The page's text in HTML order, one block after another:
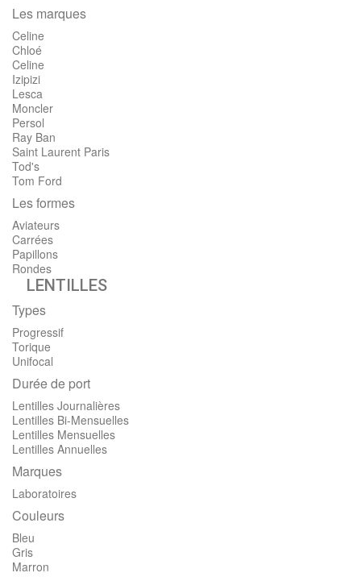
Les marques
Celine
Chloé
Celine
Izipizi
Lesca
Moncler
Persol
Ray Ban
Saint Laurent Paris
Tod's
Tom Ford
Les formes
Aviateurs
Carrées
Papillons
Rondes
LENTILLES
Types
Progressif
Torique
Unifocal
Durée de port
Lentilles Journalières
Lentilles Bi-Mensuelles
Lentilles Mensuelles
Lentilles Annuelles
Marques
Laboratoires
Couleurs
Bleu
Gris
Marron